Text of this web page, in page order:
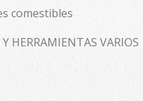
comestibles
HERRAMIENTAS VARIOS